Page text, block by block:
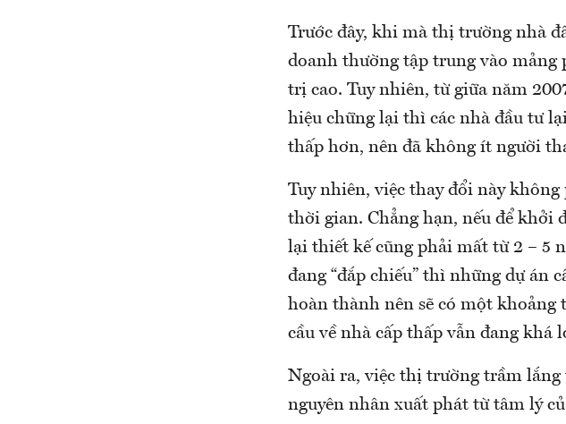
Trước đây, khi mà thị trường nhà
doanh thường tập trung vào mảng
trị cao. Tuy nhiên, từ giữa năm
hiệu chững lại thì các nhà đầu tư
thấp hơn, nên đã không ít người
Tuy nhiên, việc thay đổi này
thời gian. Chẳng hạn, nếu để khởi
lại thiết kế cũng phải mất từ 2 – 5
đang “đắp chiếu” thì những dự án
hoàn thành nên sẽ có một
cầu về nhà cấp thấp vẫn đang khá
Ngoài ra, việc thị trường trầm
nguyên nhân xuất phát từ tâm lý